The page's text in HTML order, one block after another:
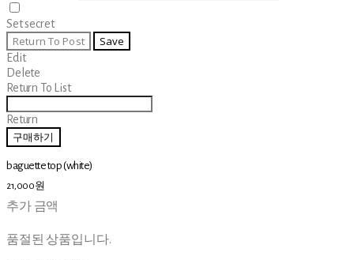
Set secret
Return To Post Save
Edit
Delete
Return To List
Return
구매하기
baguette top (white)
21,000원
추가 금액
품절된 상품입니다.